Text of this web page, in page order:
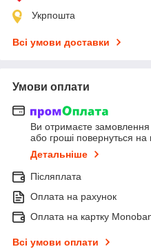
Укрпошта
Всі умови доставки
Умови оплати
Ви отримаєте замовлення
або гроші повернуться на
Детальніше
Післяплата
Оплата на рахунок
Оплата на картку
Всі умови оплати